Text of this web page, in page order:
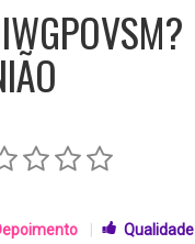
| Qualidade